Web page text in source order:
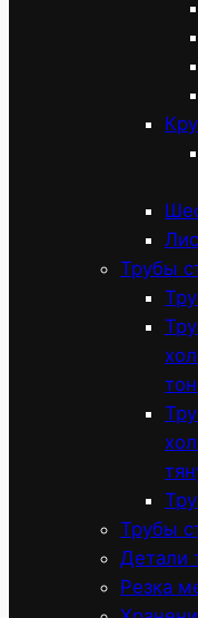
Трубы
Трубы
Детали
Резка